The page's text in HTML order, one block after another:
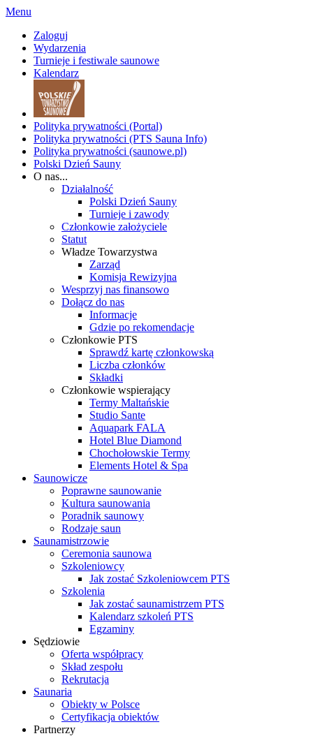
Menu
Zaloguj
Wydarzenia
Turnieje i festiwale saunowe
Kalendarz
Polityka prywatności (Portal)
Polityka prywatności (PTS Sauna Info)
Polityka prywatności (saunowe.pl)
Polski Dzień Sauny
O nas...
Działalność
Polski Dzień Sauny
Turnieje i zawody
Członkowie założyciele
Statut
Władze Towarzystwa
Zarząd
Komisja Rewizyjna
Wesprzyj nas finansowo
Dołącz do nas
Informacje
Gdzie po rekomendacje
Członkowie PTS
Sprawdź kartę członkowską
Liczba członków
Składki
Członkowie wspierający
Termy Maltańskie
Studio Sante
Aquapark FALA
Hotel Blue Diamond
Chochołowskie Termy
Elements Hotel & Spa
Saunowicze
Poprawne saunowanie
Kultura saunowania
Poradnik saunowy
Rodzaje saun
Saunamistrzowie
Ceremonia saunowa
Szkoleniowcy
Jak zostać Szkoleniowcem PTS
Szkolenia
Jak zostać saunamistrzem PTS
Kalendarz szkoleń PTS
Egzaminy
Sędziowie
Oferta współpracy
Skład zespołu
Rekrutacja
Saunaria
Obiekty w Polsce
Certyfikacja obiektów
Partnerzy